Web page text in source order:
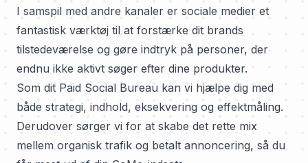
I samspil med andre kanaler er sociale medier et
fantastisk værktøj til at forstærke dit brands
tilstedeværelse og gøre indtryk på personer, der
endnu ikke aktivt søger efter dine produkter.
Som dit Paid Social Bureau kan vi hjælpe dig med
både strategi, indhold, eksekvering og effektmåling.
Derudover sørger vi for at skabe det rette mix
mellem organisk trafik og betalt annoncering, så du